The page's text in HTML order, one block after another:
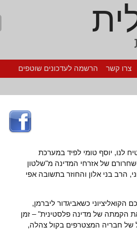
צרו קשר הרשמה לעדכונים שוטפים
לנו, יוסף טומי לפיד במערכת
של אזרחי המדינה מ"שלטון
הרב בני אלון והחוזר בתשובה אפי
כשאביגדור ליברמן,
הקמתה של מדינה פלסטינית" – זמן
של חבריה המצטרפים בקול צהלה,